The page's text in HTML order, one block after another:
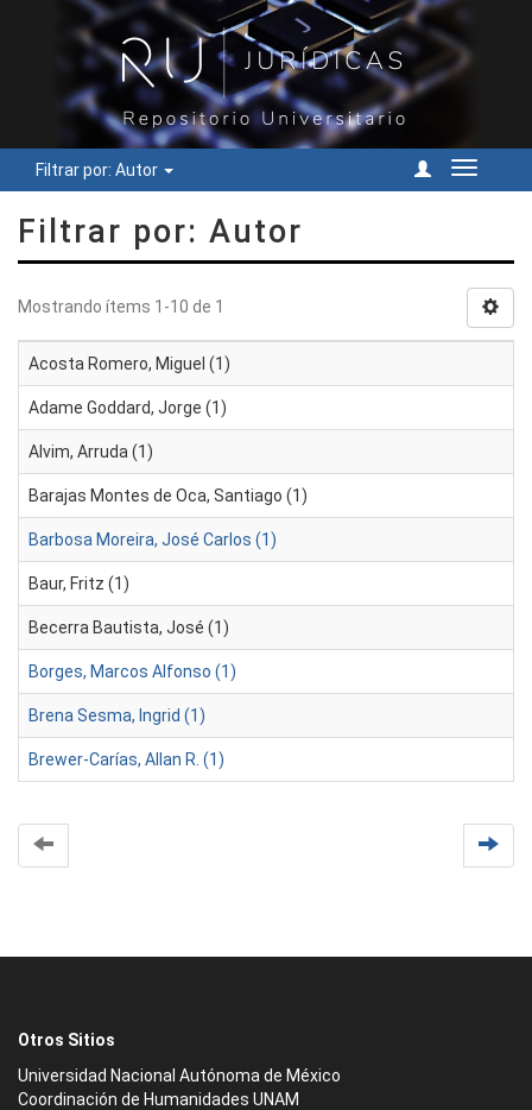
Filtrar por: Autor
Cambiar
Filtrar por: Autor
Mostrando ítems 1-10 de 1
Acosta Romero, Miguel (1)
Adame Goddard, Jorge (1)
Alvim, Arruda (1)
Barajas Montes de Oca, Santiago (1)
Barbosa Moreira, José Carlos (1)
Baur, Fritz (1)
Becerra Bautista, José (1)
Borges, Marcos Alfonso (1)
Brena Sesma, Ingrid (1)
Brewer-Carías, Allan R. (1)
Otros Sitios
Universidad Nacional Autónoma de México
Coordinación de Humanidades UNAM